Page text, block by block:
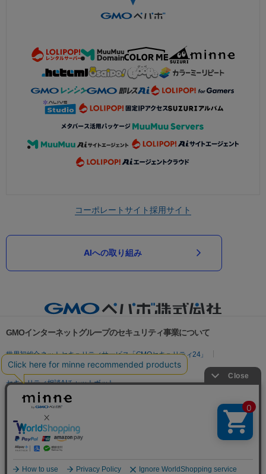
コーポレートサイト採用サイト
AIへの取り組み
GMOインターネットグループのセキュリティ事業について
世界初総合ネットセキュリティサービス「GMOセキュリティ24」
パスワード漏洩診断
Webサイトリスク診断
セキュリティ相談AIチャットボット
実在証明・盗聴対策
サイバー攻撃対策（GMO Flatt Security）
セキュリティ事業の軌跡